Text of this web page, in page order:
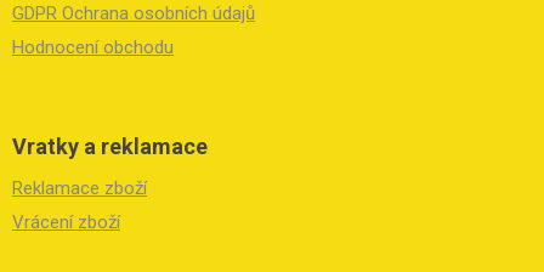
GDPR Ochrana osobních údajů
Hodnocení obchodu
Vratky a reklamace
Reklamace zboží
Vrácení zboží